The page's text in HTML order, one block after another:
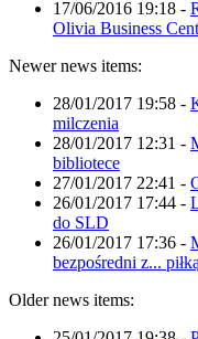
17/06/2016 19:18 -
Olivia Business
Newer news items:
28/01/2017 19:58 -
milczenia
28/01/2017 12:31 -
bibliotece
27/01/2017 22:41 -
26/01/2017 17:44 -
do SLD
26/01/2017 17:36 -
bezpośredni z... piłką
Older news items: